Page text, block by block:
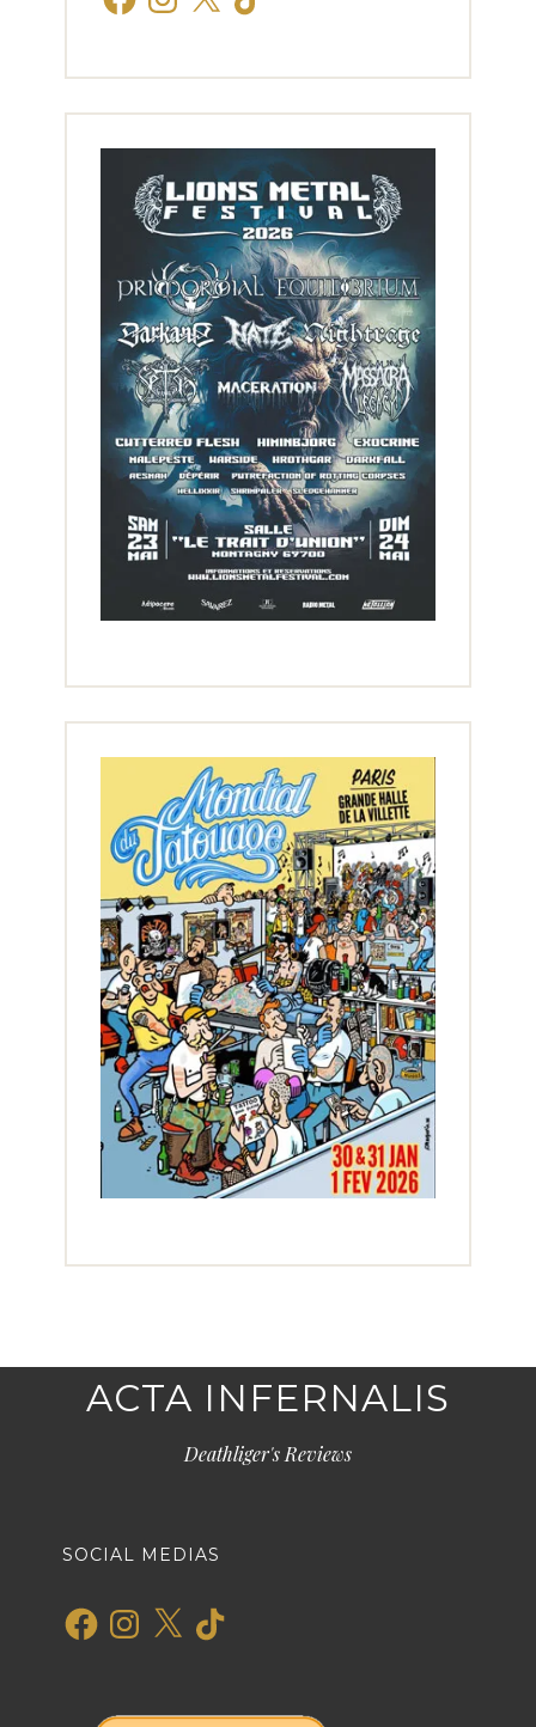
ACTA INFERNALIS
Deathliger's Reviews
SOCIAL MEDIAS
FacebookInstagram
X TikTok